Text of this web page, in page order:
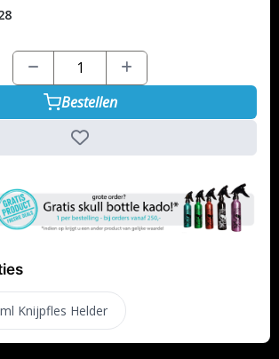
Bestellen
Knijpfles Helder